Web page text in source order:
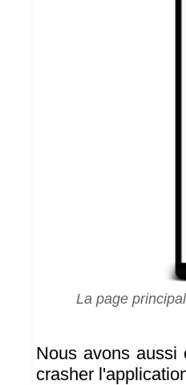
La page
Nous avons aussi
crasher